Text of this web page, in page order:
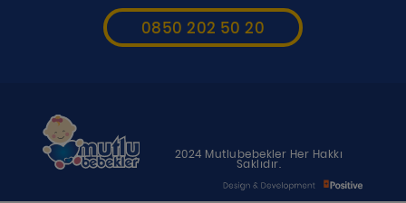
0850 202 50 20
2024 Mutlubebekler Her Hakkı
Saklıdır.